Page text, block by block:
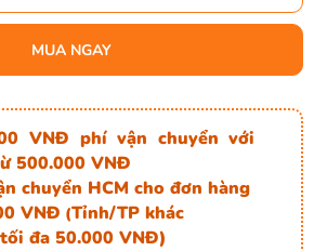
MUA NGAY
VNĐ phí vận chuyển với
500.000 VNĐ
chuyển HCM cho đơn hàng
VNĐ (Tỉnh/TP khác
đa 50.000 VNĐ)